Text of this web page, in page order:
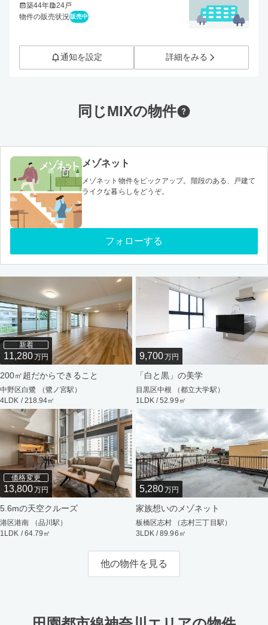
築44年
24戸
物件の販売状況 販売中
通知を設定 詳細をみる
同じMIXの物件
メゾネット
メゾネット物件をピックアップ。階段のある、戸建て
ライクな暮らしをどうぞ。
フォローする
新着
11,280万円
200㎡超だからできること
中野区白鷺 （鷺ノ宮駅）
4LDK / 218.94㎡
9,700万円
「白と黒」の美学
目黒区中根 （都立大学駅）
1LDK / 52.99㎡
価格変更
13,800万円
5.6mの天空クルーズ
港区港南 （品川駅）
1LDK / 64.79㎡
5,280万円
家族想いのメゾネット
板橋区志村 （志村三丁目駅）
3LDK / 89.96㎡
他の物件を見る